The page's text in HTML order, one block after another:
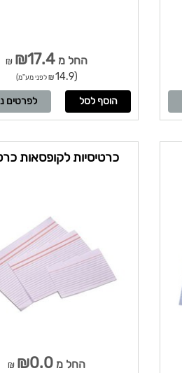
החל מ ₪17.4
₪
(14.9 ₪ לפני מע"מ)
לפרטים
כרטיסיות לקופסאות
החל מ ₪0.0
₪